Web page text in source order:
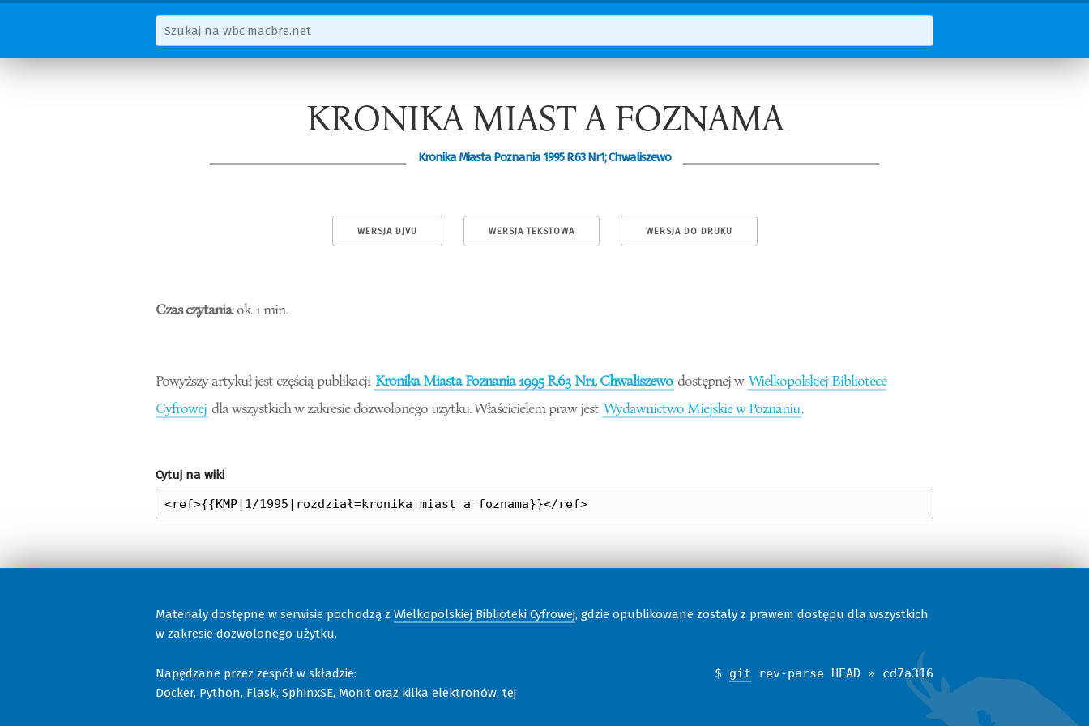
KRONIKA MIAST A FOZNAMA
Kronika Miasta Poznania 1995 R.63 Nr1; Chwaliszewo
WERSJA DJVU WERSJA TEKSTOWA WERSJA DO DRUKU
Czas czytania: ok. 1 min.
Powyższy artykuł jest częścią publikacji Kronika Miasta Poznania 1995 R.63 Nr1; Chwaliszewo dostępnej w Wielkopolskiej Bibliotece
Cyfrowej dla wszystkich w zakresie dozwolonego użytku. Właścicielem praw jest Wydawnictwo Miejskie w Poznaniu.
Cytuj na wiki
Materiały dostępne w serwisie pochodzą z Wielkopolskiej Biblioteki Cyfrowej, gdzie opublikowane zostały z prawem dostępu dla wszystkich
w zakresie dozwolonego użytku.
Napędzane przez zespół w składzie:
Docker, Python, Flask, SphinxSE, Monit oraz kilka elektronów, tej
$ git rev-parse HEAD » cd7a316